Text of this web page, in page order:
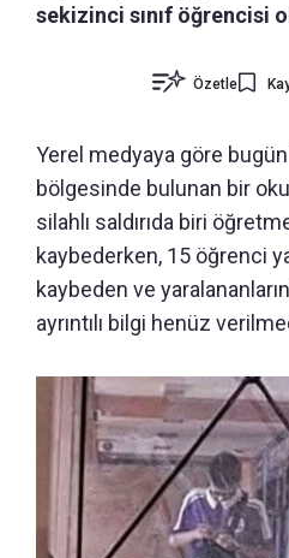
sekizinci sınıf öğrencisi
Özetle
Yerel medyaya göre
bölgesinde bulunan bir
silahlı saldırıda biri
kaybederken, 15 öğrenci
kaybeden ve
ayrıntılı bilgi henüz